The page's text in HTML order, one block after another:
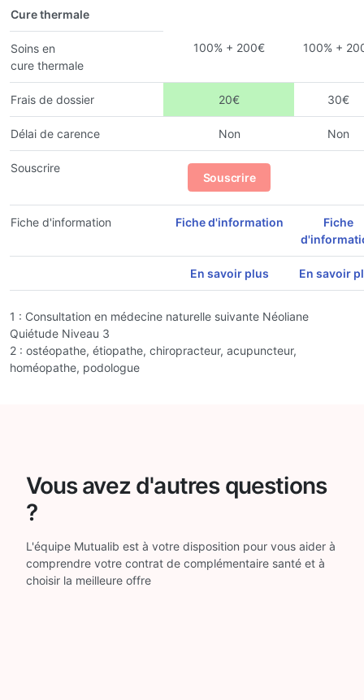
Cure thermale
Soins en
cure thermale
100% + 200€ 100% +
Frais de dossier 20€ 30€
Délai de carence Non Non
Souscrire
Souscrire
Fiche d'information Fiche d'information
Fiche
En savoir plus En savoir
1 : Consultation en médecine naturelle suivante Néoliane
Quiétude Niveau 3
2 : ostéopathe, étiopathe, chiropracteur, acupuncteur,
homéopathe, podologue
Vous avez d'autres questions
?
L'équipe Mutualib est à votre disposition pour vous aider à
comprendre votre contrat de complémentaire santé et à
choisir la meilleure offre